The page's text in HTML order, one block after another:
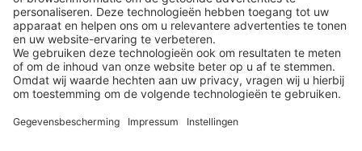
toegestuurd die onze dag helemaal goed maakt.
Precies om die reden doen wij elke dag op hetRead
more
Leave a Comment
You must belogged into post a comment.
Next